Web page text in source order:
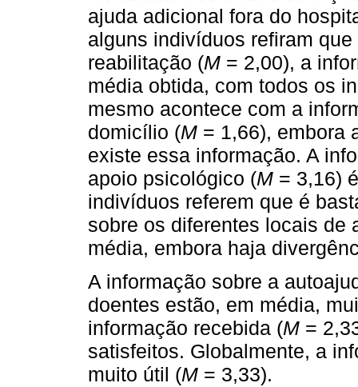
ajuda adicional fora do
alguns indivíduos refiram
reabilitação (M = 2,00), a
média obtida, com todos os
mesmo acontece com a
domicílio (M = 1,66), embora
existe essa informação. A
apoio psicológico (M = 3,16)
indivíduos referem que é
sobre os diferentes locais de
média, embora haja
A informação sobre a
doentes estão, em média,
informação recebida (M =
satisfeitos. Globalmente, a
muito útil (M = 3,33).